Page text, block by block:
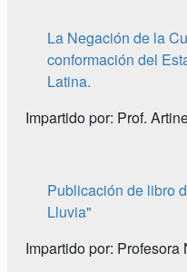
La Negación de la
conformación del
Latina.
Impartido por: Prof.
Publicación de libro
Lluvia"
Impartido por: